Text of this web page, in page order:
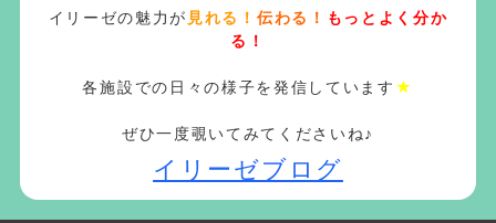
イリーゼの魅力が 見れる！ 伝わる！ もっとよく分か
る！
各施設での日々の様子を発信しています ★
ぜひ一度覗いてみてくださいね♪
イリーゼブログ